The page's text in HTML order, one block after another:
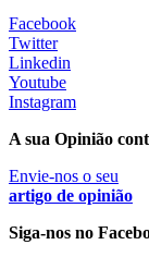
MAIS NOTÍCIAS
Quase 11.900
nutricionista no
ULS de Coimbra
apoio robótico em
Facebook
Twitter
Linkedin
Youtube
Instagram
A sua Opinião
Envie-nos o seu
artigo de opinião
Siga-nos no